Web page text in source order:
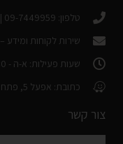
טלפון: 09-7449959 | 3730*
שירות לקוחות ומידע –
שעות פעילות: א-ה - 08:00-17:30
כתובת: אפעל 5, פתח תקווה (חניה חינם ללקוחות)
צור קשר